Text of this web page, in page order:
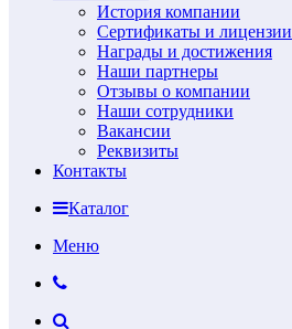
История компании
Сертификаты и лицензии
Награды и достижения
Наши партнеры
Отзывы о компании
Наши сотрудники
Вакансии
Реквизиты
Контакты
Каталог
Меню